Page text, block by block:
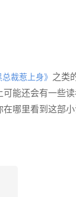
裁惹上身》 之类
能还会有一些
哪里看到这部